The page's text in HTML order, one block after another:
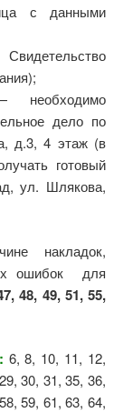
с данными
— необходимо
дело по
д.3, 4 этаж (в
готовый
ул. Шлякова,
накладок,
ошибок для
48, 49, 51, 55,
6, 8, 10, 11, 12,
30, 31, 35, 36,
59, 61, 63, 64,